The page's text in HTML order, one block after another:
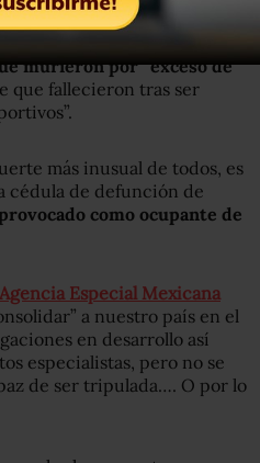
murieron por “exceso de
que fallecieron tras ser
más inusual de todos, es
cédula de defunción de
como ocupante de
Agencia Especial Mexicana
a nuestro país en el
en desarrollo así
especialistas, pero no se
de ser tripulada…. O por lo